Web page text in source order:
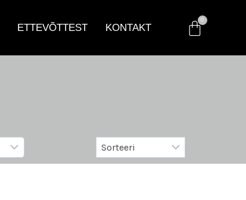
ETTEVÕTTEST KONTAKT